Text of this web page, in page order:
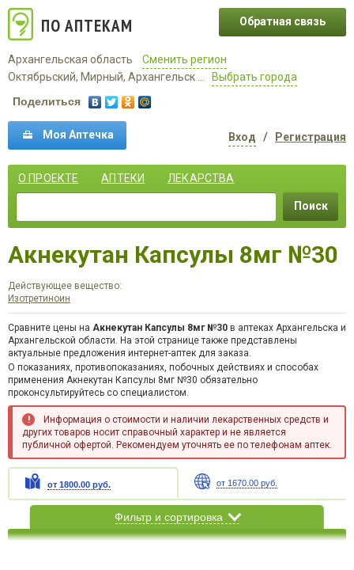
ПО АПТЕКАМ
Архангельская область
Сменить регион
Октябрьский, Мирный, Архангельск ...
Выбрать города
Обратная связь
Поделиться
Моя Аптечка Вход / Регистрация
О ПРОЕКТЕ АПТЕКИ ЛЕКАРСТВА
Поиск
Акнекутан Капсулы 8мг №30
Действующее вещество:
Изотретиноин
Сравните цены на Акнекутан Капсулы 8мг №30 в аптеках Архангельска и
Архангельской области. На этой странице также представлены
актуальные предложения интернет-аптек для заказа.
О показаниях, противопоказаниях, побочных действиях и способах
применения Акнекутан Капсулы 8мг №30 обязательно
проконсультируйтесь со специалистом.
Информация о стоимости и наличии лекарственных средств и
других товаров носит справочный характер и не является
публичной офертой. Рекомендуем уточнять ее по телефонам аптек.
от 1800.00 руб. от 1670.00 руб.
Фильтр и сортировка